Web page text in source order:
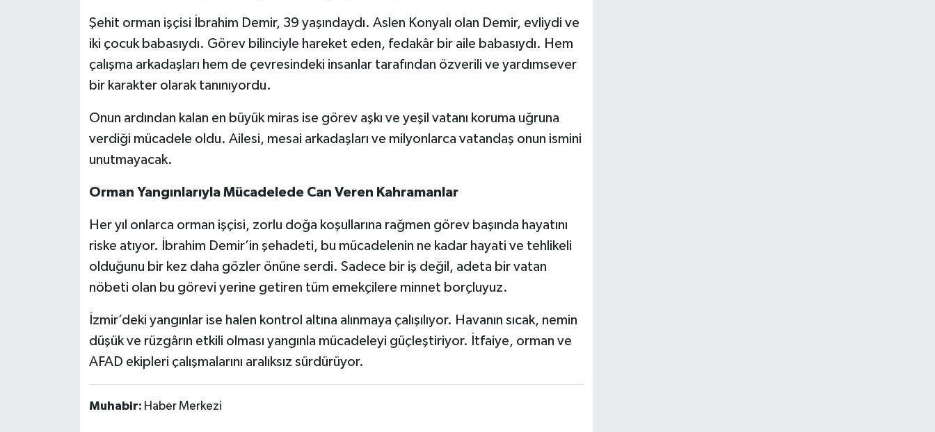
Şehit orman işçisi İbrahim Demir, 39 yaşındaydı. Aslen Konyalı olan Demir, evliydi ve
iki çocuk babasıydı. Görev bilinciyle hareket eden, fedakâr bir aile babasıydı. Hem
çalışma arkadaşları hem de çevresindeki insanlar tarafından özverili ve yardımsever
bir karakter olarak tanınıyordu.
Onun ardından kalan en büyük miras ise görev aşkı ve yeşil vatanı koruma uğruna
verdiği mücadele oldu. Ailesi, mesai arkadaşları ve milyonlarca vatandaş onun ismini
unutmayacak.
Orman Yangınlarıyla Mücadelede Can Veren Kahramanlar
Her yıl onlarca orman işçisi, zorlu doğa koşullarına rağmen görev başında hayatını
riske atıyor. İbrahim Demir’in şehadeti, bu mücadelenin ne kadar hayati ve tehlikeli
olduğunu bir kez daha gözler önüne serdi. Sadece bir iş değil, adeta bir vatan
nöbeti olan bu görevi yerine getiren tüm emekçilere minnet borçluyuz.
İzmir’deki yangınlar ise halen kontrol altına alınmaya çalışılıyor. Havanın sıcak, nemin
düşük ve rüzgârın etkili olması yangınla mücadeleyi güçleştiriyor. İtfaiye, orman ve
AFAD ekipleri çalışmalarını aralıksız sürdürüyor.
Muhabir: Haber Merkezi